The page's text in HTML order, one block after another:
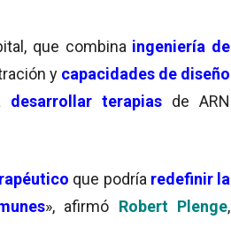
que combina ingeniería de
y capacidades de diseño
desarrollar terapiasde ARN
que podría redefinirla
», afirmó Robert Plenge,